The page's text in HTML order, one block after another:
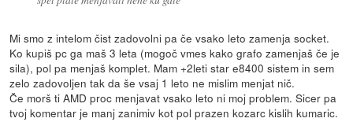
Mi smo z intelom čist zadovolni pa če vsako leto zamenja socket.
Ko kupiš pc ga maš 3 leta (mogoč vmes kako grafo zamenjaš če je
sila), pol pa menjaš komplet. Mam +2leti star e8400 sistem in sem
zelo zadovoljen tak da še vsaj 1 leto ne mislim menjat nič.
Če morš ti AMD proc menjavat vsako leto ni moj problem. Sicer pa
tvoj komentar je manj zanimiv kot pol prazen kozarc kislih kumaric.